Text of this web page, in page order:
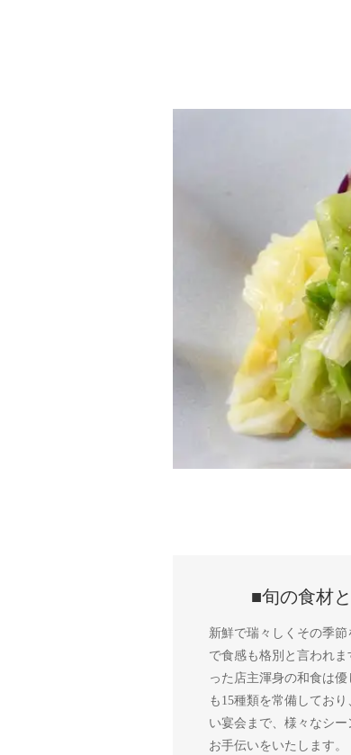
■旬の食材
新鮮で瑞々しくその季
で食感も格別と言われ
った店主渾身の和食は
も15種類を常備してお
い宴会まで、様々なシ
お手伝いをいたします。